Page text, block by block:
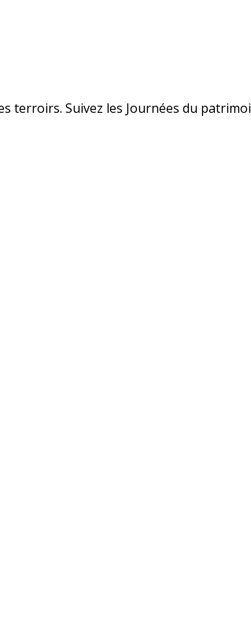
terroirs. Suivez les Journées du